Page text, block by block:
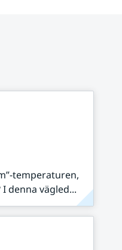
temperaturen,
denna vägled...